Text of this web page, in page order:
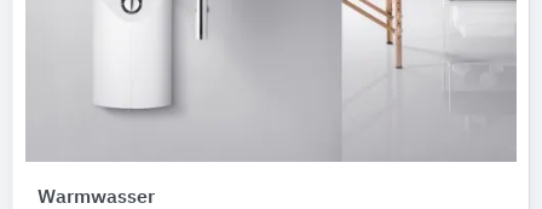
Warmwasser